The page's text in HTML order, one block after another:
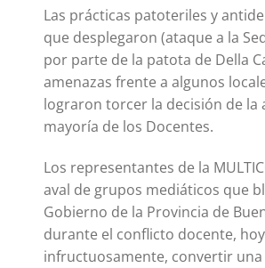
Las prácticas patoteriles y
que desplegaron (ataque a la
por parte de la patota de Della
amenazas frente a algunos
lograron torcer la decisión de la
mayoría de los Docentes.
Los representantes de la
aval de grupos mediáticos que
Gobierno de la Provincia de
durante el conflicto docente,
infructuosamente, convertir